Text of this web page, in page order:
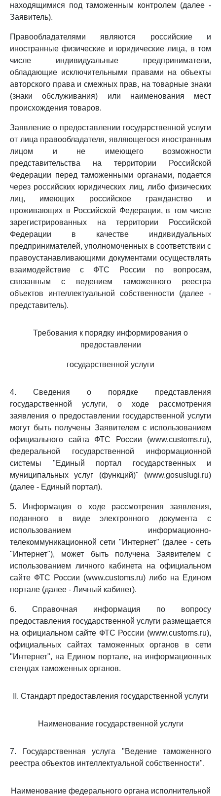
находящимися под таможенным контролем (далее -
Заявитель).
Правообладателями являются российские и
иностранные физические и юридические лица, в том
числе индивидуальные предприниматели,
обладающие исключительными правами на объекты
авторского права и смежных прав, на товарные знаки
(знаки обслуживания) или наименования мест
происхождения товаров.
Заявление о предоставлении государственной услуги
от лица правообладателя, являющегося иностранным
лицом и не имеющего возможности
представительства на территории Российской
Федерации перед таможенными органами, подается
через российских юридических лиц, либо физических
лиц, имеющих российское гражданство и
проживающих в Российской Федерации, в том числе
зарегистрированных на территории Российской
Федерации в качестве индивидуальных
предпринимателей, уполномоченных в соответствии с
правоустанавливающими документами осуществлять
взаимодействие с ФТС России по вопросам,
связанным с ведением таможенного реестра
объектов интеллектуальной собственности (далее -
представитель).
Требования к порядку информирования о
предоставлении
государственной услуги
4. Сведения о порядке представления
государственной услуги, о ходе рассмотрения
заявления о предоставлении государственной услуги
могут быть получены Заявителем с использованием
официального сайта ФТС России (www.customs.ru),
федеральной государственной информационной
системы "Единый портал государственных и
муниципальных услуг (функций)" (www.gosuslugi.ru)
(далее - Единый портал).
5. Информация о ходе рассмотрения заявления,
поданного в виде электронного документа с
использованием информационно-
телекоммуникационной сети "Интернет" (далее - сеть
"Интернет"), может быть получена Заявителем с
использованием личного кабинета на официальном
сайте ФТС России (www.customs.ru) либо на Едином
портале (далее - Личный кабинет).
6. Справочная информация по вопросу
предоставления государственной услуги размещается
на официальном сайте ФТС России (www.customs.ru),
официальных сайтах таможенных органов в сети
"Интернет", на Едином портале, на информационных
стендах таможенных органов.
II. Стандарт предоставления государственной услуги
Наименование государственной услуги
7. Государственная услуга "Ведение таможенного
реестра объектов интеллектуальной собственности".
Наименование федерального органа исполнительной